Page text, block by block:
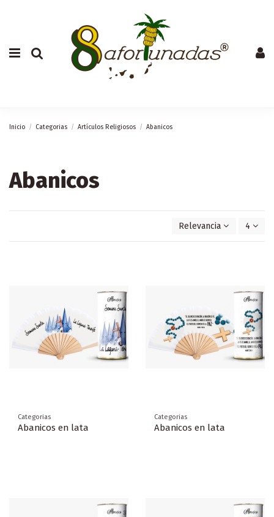
Inicio Categorias Artículos Religiosos Abanicos
Abanicos
Relevancia 4
Categorias
Abanicos en lata
Categorias
Abanicos en lata